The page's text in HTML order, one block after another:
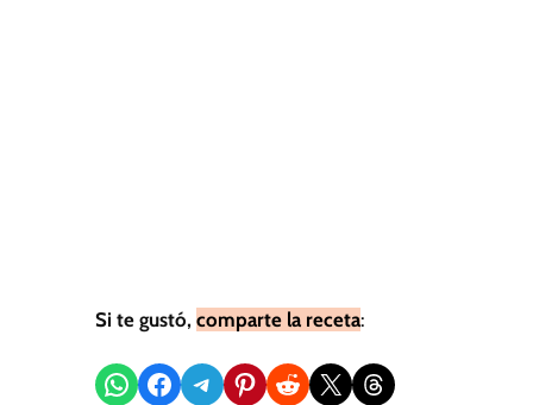
Si te gustó, comparte la receta:
Compartir en WhatsApp
Compartir en Facebook
Compartir en Telegram
Compartir en Pinterest
Compartir en Reddit
Compartir en X Share on Threads